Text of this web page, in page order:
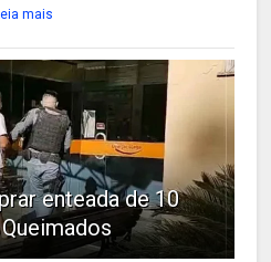
mais
enteada de 10